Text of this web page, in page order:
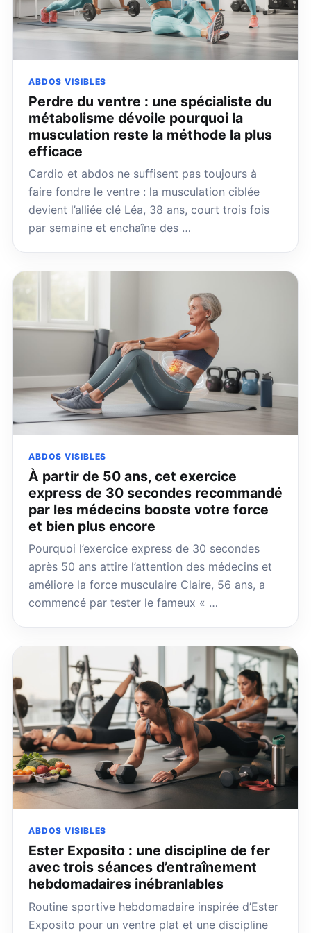
ABDOS VISIBLES
Perdre du ventre : une spécialiste du
métabolisme dévoile pourquoi la
musculation reste la méthode la plus
efficace
Cardio et abdos ne suffisent pas toujours à
faire fondre le ventre : la musculation ciblée
devient l’alliée clé Léa, 38 ans, court trois fois
par semaine et enchaîne des …
ABDOS VISIBLES
À partir de 50 ans, cet exercice
express de 30 secondes recommandé
par les médecins booste votre force
et bien plus encore
Pourquoi l’exercice express de 30 secondes
après 50 ans attire l’attention des médecins et
améliore la force musculaire Claire, 56 ans, a
commencé par tester le fameux « …
ABDOS VISIBLES
Ester Exposito : une discipline de fer
avec trois séances d’entraînement
hebdomadaires inébranlables
Routine sportive hebdomadaire inspirée d’Ester
Exposito pour un ventre plat et une discipline